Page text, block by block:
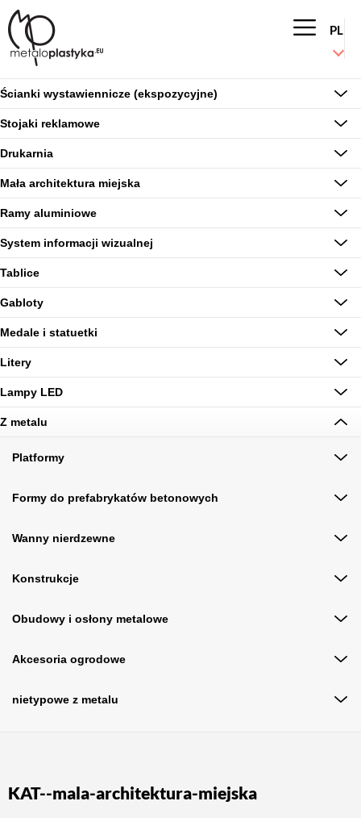
Przejdź
do
treści
PL
Główna
Ścianki wystawiennicze (ekspozycyjne)
Stojaki reklamowe
Drukarnia
Mała architektura miejska
Ramy aluminiowe
System informacji wizualnej
Tablice
Gabloty
Medale i statuetki
Litery
Lampy LED
Z metalu
Platformy
Formy do prefabrykatów betonowych
Wanny nierdzewne
Konstrukcje
Obudowy i osłony metalowe
Akcesoria ogrodowe
nietypowe z metalu
KAT--mala-architektura-miejska